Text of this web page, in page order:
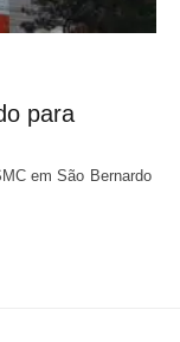
para
em São Bernardo